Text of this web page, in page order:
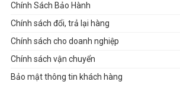
Chính Sách Bảo Hành
Chính sách đổi, trả lại hàng
Chính sách cho doanh nghiệp
Chính sách vận chuyển
Bảo mật thông tin khách hàng